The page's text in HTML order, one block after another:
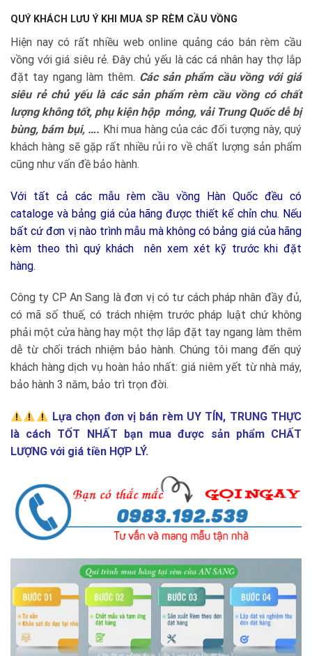
QUÝ KHÁCH LƯU Ý KHI MUA SP RÈM CẦU VỒNG
Hiện nay có rất nhiều web online quảng cáo bán rèm cầu
vồng với giá siêu rẻ. Đây chủ yếu là các cá nhân hay thợ lắp
đặt tay ngang làm thêm. Các sản phẩm cầu vồng với giá
siêu rẻ chủ yếu là các sản phẩm rèm cầu vồng có chất
lượng không tốt, phụ kiện hộp mỏng, vải Trung Quốc dễ bị
bùng, bám bụi, …. Khi mua hàng của các đối tượng này, quý
khách hàng sẽ gặp rất nhiều rủi ro về chất lượng sản phẩm
cũng như vấn đề bảo hành.
Với tất cả các mẫu rèm cầu vồng Hàn Quốc đều có
cataloge và bảng giá của hãng được thiết kế chỉn chu. Nếu
bất cứ đơn vị nào trình mẫu mà không có bảng giá của hãng
kèm theo thì quý khách nên xem xét kỹ trước khi đặt
hàng.
Công ty CP An Sang là đơn vị có tư cách pháp nhân đầy đủ,
có mã số thuế, có trách nhiệm trước pháp luật chứ không
phải một cửa hàng hay một thợ lắp đặt tay ngang làm thêm
dễ từ chối trách nhiệm bảo hành. Chúng tôi mang đến quý
khách hàng dịch vụ hoàn hảo nhất: giá niêm yết từ nhà máy,
bảo hành 3 năm, bảo trì trọn đời.
Lựa chọn đơn vị bán rèm UY TÍN, TRUNG THỰC
là cách TỐT NHẤT bạn mua được sản phẩm CHẤT
LƯỢNG với giá tiền HỢP LÝ.